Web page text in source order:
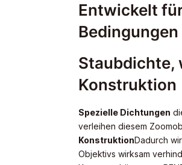
Entwickelt
Bedingungen
Staubdichte,
Konstruktion
Spezielle Dichtungen
verleihen diesem
KonstruktionDadurch
Objektivs wirksam